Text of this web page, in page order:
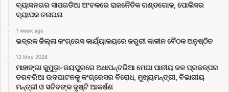
ବ୍ୟାସନଗର ସାପଗଡିଆ ଅଂଚଳରେ ରାଜନୈତିକ ଗଣ୍ଡଗୋଳ, ପୋଲିସର
ବ୍ୟାପକ ତନାଘନା
1 week ago
ଭଦ୍ରକ ଜିଲ୍ଲା କଂଗ୍ରେସ କାର୍ଯ୍ୟାଳୟରେ ଜରୁରୀ କାଳୀନ ବୈଠକ ଅନୁଷ୍ଠିତ
12 May 2026
ମାହାଙ୍ଗା କୁମୁଡ଼ା-ଜୟପୁରରେ ଅଧାପନ୍ତରିଆ ମେଘା ପାନୀୟ ଜଳ ପ୍ରକଳ୍ପର
ତରବରିଆ ଉଦଘାଟନକୁ କଂଗ୍ରେସର ବିରୋଧ, ମୁଖ୍ୟମନ୍ତ୍ରୀ, ବିଭାଗୀୟ
ମନ୍ତ୍ରୀ ଓ ସଚିବଙ୍କ ଦୃଷ୍ଟି ଆକର୍ଷଣ